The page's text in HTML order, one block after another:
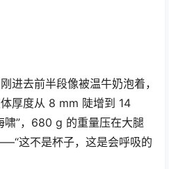
进去前半段像被温牛奶泡着，
厚度从 8 mm 陡增到 14
啸”，680 g 的重量压在大腿
这不是杯子，这是会呼吸的